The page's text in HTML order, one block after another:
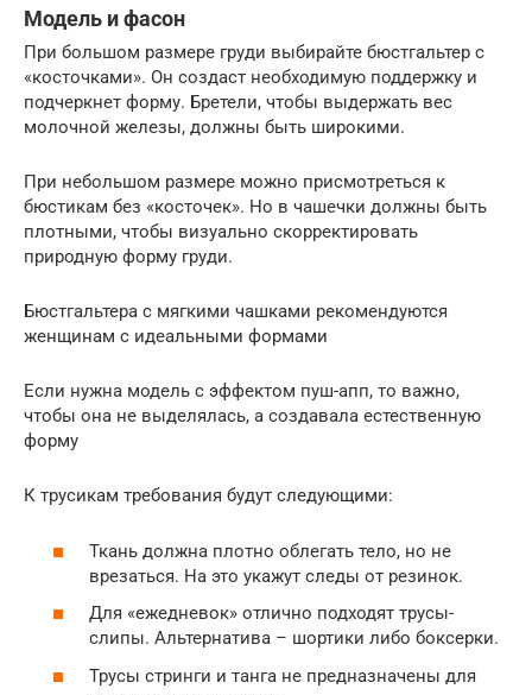
Модель и фасон
При большом размере груди выбирайте бюстгальтер с
«косточками». Он создаст необходимую поддержку и
подчеркнет форму. Бретели, чтобы выдержать вес
молочной железы, должны быть широкими.
При небольшом размере можно присмотреться к
бюстикам без «косточек». Но в чашечки должны быть
плотными, чтобы визуально скорректировать
природную форму груди.
Бюстгальтера с мягкими чашками рекомендуются
женщинам с идеальными формами
Если нужна модель с эффектом пуш-апп, то важно,
чтобы она не выделялась, а создавала естественную
форму
К трусикам требования будут следующими:
Ткань должна плотно облегать тело, но не
врезаться. На это укажут следы от резинок.
Для «ежедневок» отлично подходят трусы-
слипы. Альтернатива – шортики либо боксерки.
Трусы стринги и танга не предназначены для